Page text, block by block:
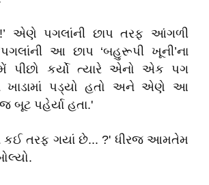
એણે પગલાંની છાપ તરફ આંગળી
આ છાપ ‘બહુરૂપી ખૂની’ના
પીછો કર્યો ત્યારે એનો એક પગ
ખાડામાં પડ્યો હતો અને એણે આ
બૂટ પહેર્યા હતા.'
તરફ ગયાં છે... ?' ધીરજ આમતેમ